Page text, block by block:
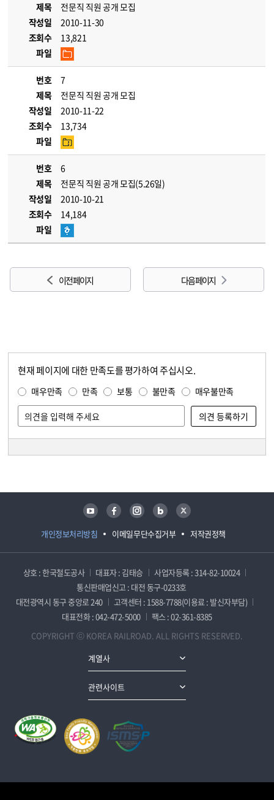
제목
전문직 직원 공개 모집
작성일
2010-11-30
조회수
13,821
파일
번호
7
제목
전문직 직원 공개 모집
작성일
2010-11-22
조회수
13,734
파일
번호
6
제목
전문직 직원 공개 모집(5.26일)
작성일
2010-10-21
조회수
14,184
파일
이전 페이지 다음 페이지
현재 페이지에 대한 만족도를 평가하여 주십시오.
매우만족 만족 보통 불만족 매우불만족
개인정보처리방침 이메일무단수집거부 저작권정책
유튜브 페이스북 인스타그램 블로그 트위터
상호 : 한국철도공사 대표자 : 김태승
사업자등록 : 314-82-10024
통신판매업신고 : 대전 동구-0233호
대전광역시 동구 중앙로 240
고객센터 : 1588-7788(이용료 : 발신자부담)
대표전화 : 042-472-5000
팩스 : 02-361-8385
COPYRIGHT ⓒ KOREA RAILROAD. ALL RIGHTS RESERVED.
계열사
관련사이트